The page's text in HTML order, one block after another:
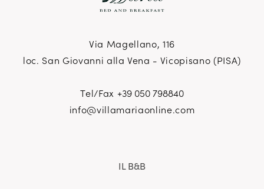
Via Magellano, 116
loc. San Giovanni alla Vena - Vicopisano (PISA)
Tel/Fax +39 050 798840
info@villamariaonline.com
IL B&B